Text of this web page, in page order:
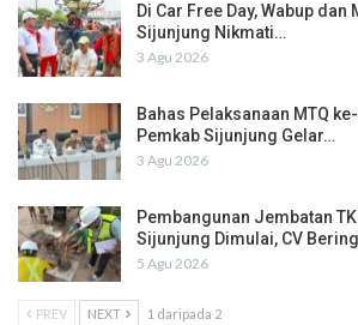
Di Car Free Day, Wabup dan
Sijunjung Nikmati…
3 Agu 2026
Bahas Pelaksanaan MTQ
Pemkab Sijunjung Gelar…
3 Agu 2026
Pembangunan Jembatan
Sijunjung Dimulai, CV
5 Agu 2026
PREV NEXT 1 daripada 2